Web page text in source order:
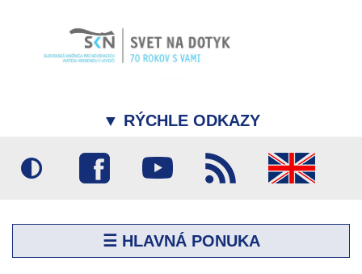
▼ RÝCHLE ODKAZY
☰ HLAVNÁ PONUKA